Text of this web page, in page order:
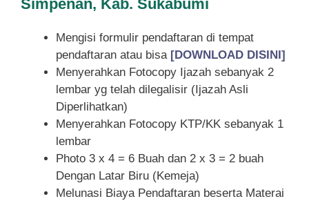
Simpenan, Kab. Sukabumi
Mengisi formulir pendaftaran di tempat
pendaftaran atau bisa [DOWNLOAD DISINI]
Menyerahkan Fotocopy Ijazah sebanyak 2
lembar yg telah dilegalisir (Ijazah Asli
Diperlihatkan)
Menyerahkan Fotocopy KTP/KK sebanyak 1
lembar
Photo 3 x 4 = 6 Buah dan 2 x 3 = 2 buah
Dengan Latar Biru (Kemeja)
Melunasi Biaya Pendaftaran beserta Materai